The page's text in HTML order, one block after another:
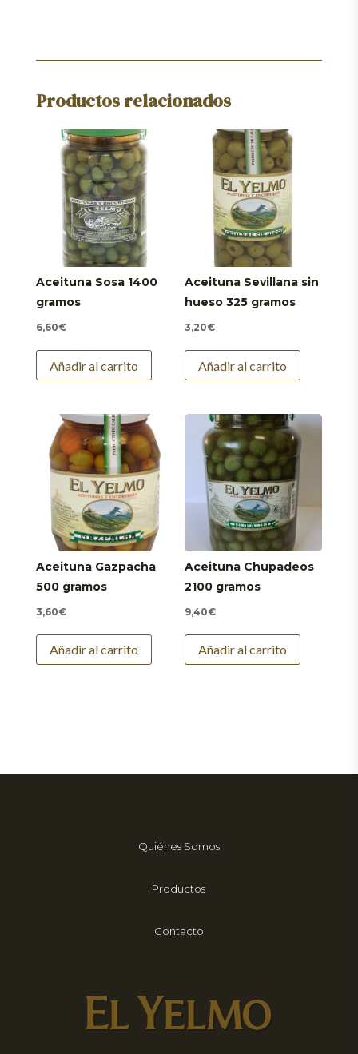
Gestionar el consentimiento de
Productos relacionados
Aceituna Sosa 1400
gramos
6,60€
Añadir al carrito
Aceituna Sevillana sin
hueso 325 gramos
3,20€
Añadir al carrito
Aceituna Gazpacha
500 gramos
3,60€
Añadir al carrito
Aceituna Chupadeos
2100 gramos
9,40€
Añadir al carrito
Quiénes Somos
Productos
Contacto